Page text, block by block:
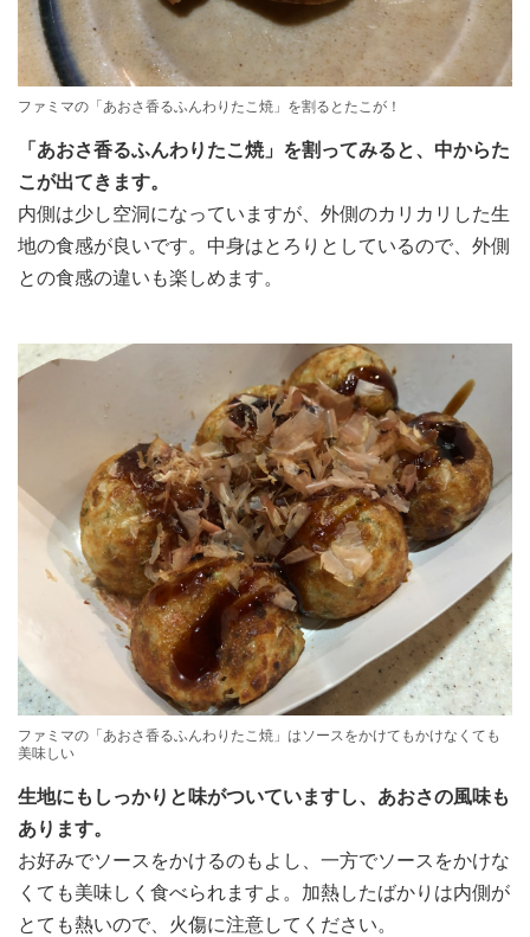
ファミマの「あおさ香るふんわりたこ焼」を割るとたこが！
「あおさ香るふんわりたこ焼」を割ってみると、中からた
こが出てきます。
内側は少し空洞になっていますが、外側のカリカリした生
地の食感が良いです。中身はとろりとしているので、外側
との食感の違いも楽しめます。
ファミマの「あおさ香るふんわりたこ焼」はソースをかけてもかけなくても
美味しい
生地にもしっかりと味がついていますし、あおさの風味も
あります。
お好みでソースをかけるのもよし、一方でソースをかけな
くても美味しく食べられますよ。加熱したばかりは内側が
とても熱いので、火傷に注意してください。